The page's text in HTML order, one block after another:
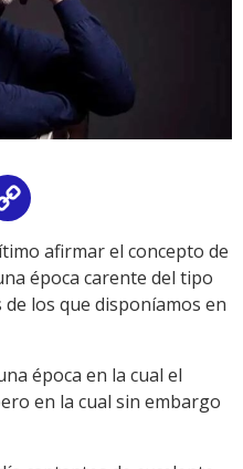
Link
afirmar el concepto de
época carente del tipo
los que disponíamos en
época en la cual el
en la cual sin embargo